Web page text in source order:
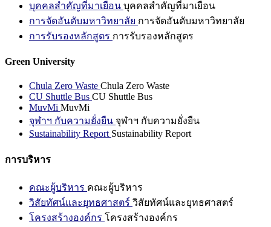
บุคคลสำคัญที่มาเยือน บุคคลสำคัญที่มาเยือน
การจัดอันดับมหาวิทยาลัย การจัดอันดับมหาวิทยาลัย
การรับรองหลักสูตร การรับรองหลักสูตร
Green University
Chula Zero Waste Chula Zero Waste
CU Shuttle Bus CU Shuttle Bus
MuvMi MuvMi
จุฬาฯ กับความยั่งยืน จุฬาฯ กับความยั่งยืน
Sustainability Report Sustainability Report
การบริหาร
คณะผู้บริหาร คณะผู้บริหาร
วิสัยทัศน์และยุทธศาสตร์ วิสัยทัศน์และยุทธศาสตร์
โครงสร้างองค์กร โครงสร้างองค์กร